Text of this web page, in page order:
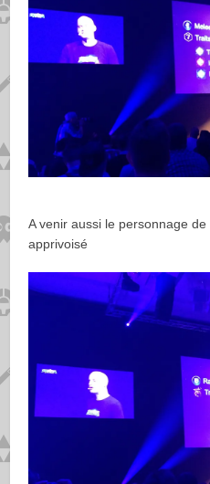
A venir aussi le personnage de
apprivoisé